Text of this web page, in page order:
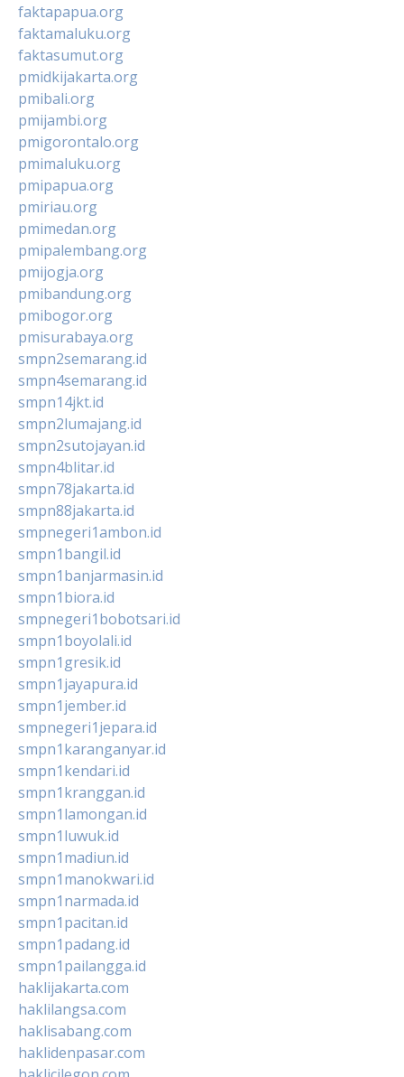
faktapapua.org
faktamaluku.org
faktasumut.org
pmidkijakarta.org
pmibali.org
pmijambi.org
pmigorontalo.org
pmimaluku.org
pmipapua.org
pmiriau.org
pmimedan.org
pmipalembang.org
pmijogja.org
pmibandung.org
pmibogor.org
pmisurabaya.org
smpn2semarang.id
smpn4semarang.id
smpn14jkt.id
smpn2lumajang.id
smpn2sutojayan.id
smpn4blitar.id
smpn78jakarta.id
smpn88jakarta.id
smpnegeri1ambon.id
smpn1bangil.id
smpn1banjarmasin.id
smpn1biora.id
smpnegeri1bobotsari.id
smpn1boyolali.id
smpn1gresik.id
smpn1jayapura.id
smpn1jember.id
smpnegeri1jepara.id
smpn1karanganyar.id
smpn1kendari.id
smpn1kranggan.id
smpn1lamongan.id
smpn1luwuk.id
smpn1madiun.id
smpn1manokwari.id
smpn1narmada.id
smpn1pacitan.id
smpn1padang.id
smpn1pailangga.id
haklijakarta.com
haklilangsa.com
haklisabang.com
haklidenpasar.com